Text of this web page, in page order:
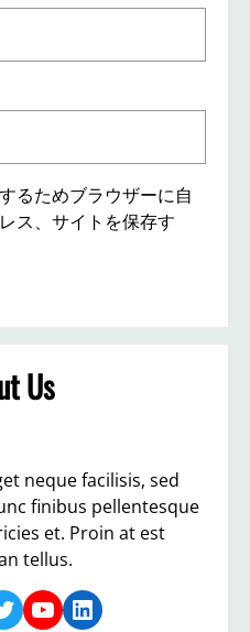
るためブラウザーに自
ス、サイトを保存す
Us
neque facilisis, sed
finibus pellentesque
et. Proin at est
tellus.
YouTube LinkedIn